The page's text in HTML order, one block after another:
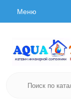
Меню